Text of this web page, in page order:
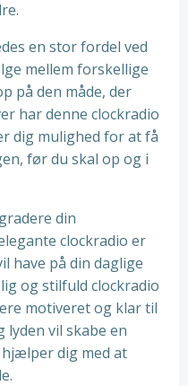
en stor fordel ved
mellem forskellige
på den måde, der
har denne clockradio
dig mulighed for at få
før du skal op og i
din
clockradio er
have på din daglige
og stilfuld clockradio
motiveret og klar til
lyden vil skabe en
dig med at